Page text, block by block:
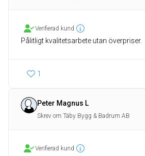
Verifierad kund
1
Peter Magnus L
Skrev om Täby Bygg & Badrum AB
Verifierad kund